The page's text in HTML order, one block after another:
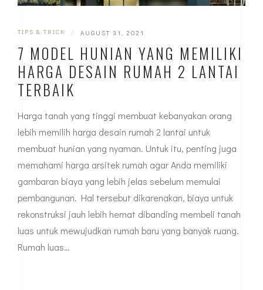
TIPS & TRICK | AUGUST 31, 2021
7 MODEL HUNIAN YANG MEMILIKI
HARGA DESAIN RUMAH 2 LANTAI
TERBAIK
Harga tanah yang tinggi membuat kebanyakan orang
lebih memilih harga desain rumah 2 lantai untuk
membuat hunian yang nyaman. Untuk itu, penting juga
memahami harga arsitek rumah agar Anda memiliki
gambaran biaya yang lebih jelas sebelum memulai
pembangunan. Hal tersebut dikarenakan, biaya untuk
rekonstruksi jauh lebih hemat dibanding membeli tanah
luas untuk mewujudkan rumah baru yang banyak ruang.
Rumah luas…